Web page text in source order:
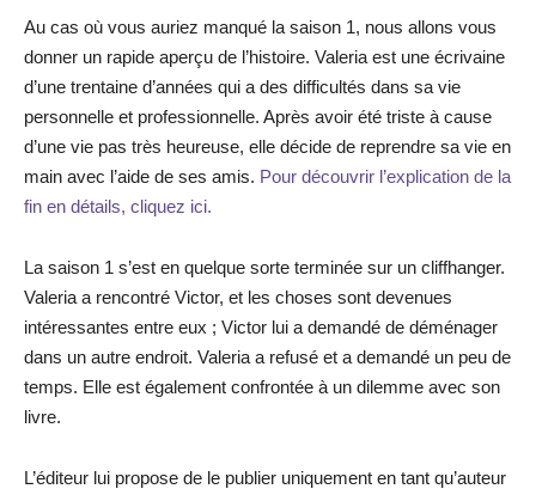
Au cas où vous auriez manqué la saison 1, nous allons vous
donner un rapide aperçu de l’histoire. Valeria est une écrivaine
d’une trentaine d’années qui a des difficultés dans sa vie
personnelle et professionnelle. Après avoir été triste à cause
d’une vie pas très heureuse, elle décide de reprendre sa vie en
main avec l’aide de ses amis. Pour découvrir l’explication de la
fin en détails, cliquez ici.
La saison 1 s’est en quelque sorte terminée sur un cliffhanger.
Valeria a rencontré Victor, et les choses sont devenues
intéressantes entre eux ; Victor lui a demandé de déménager
dans un autre endroit. Valeria a refusé et a demandé un peu de
temps. Elle est également confrontée à un dilemme avec son
livre.
L’éditeur lui propose de le publier uniquement en tant qu’auteur